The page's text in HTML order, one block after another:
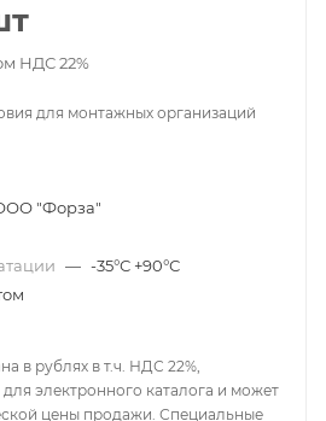
НДС 22%
для монтажных организаций
"Форза"
— -35°С +90°С
в рублях в т.ч. НДС 22%,
электронного каталога и может
цены продажи. Специальные